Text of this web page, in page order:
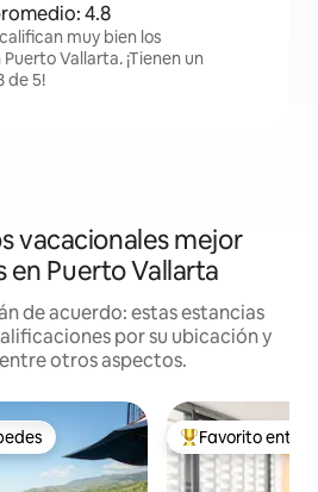
4.8
muy bien los
Vallarta. ¡Tienen un
de 5!
vacacionales mejor
en Puerto Vallarta
de acuerdo: estas estancias
por su ubicación y
otros aspectos.
entre huéspedes De los mejores
Favorito entre